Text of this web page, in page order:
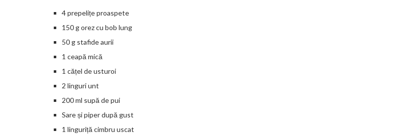
4 prepelițe proaspete
150 g orez cu bob lung
50 g stafide aurii
1 ceapă mică
1 cățel de usturoi
2 linguri unt
200 ml supă de pui
Sare și piper după gust
1 linguriță cimbru uscat